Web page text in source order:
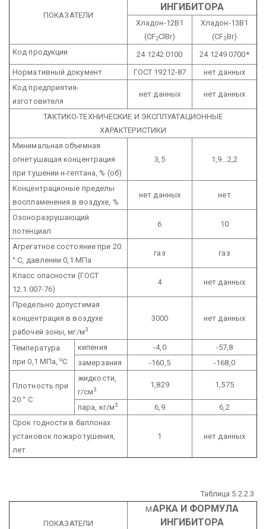
ПОКАЗАТЕЛИ
ИНГИБИТОРА
Хладон-12В1
(CF2ClBr)
Хладон-13В1
(CF3Br)
Код продукции
24 1242 0100
24 1249 0700*
Нормативный документ
ГОСТ 19212-87
нет данных
Код предприятия-
изготовителя
нет данных нет данных
ТАКТИКО-ТЕХНИЧЕСКИЕ И ЭКСПЛУАТАЦИОННЫЕ
ХАРАКТЕРИСТИКИ
Минимальная объемная
огнетушащая концентрация
при тушении н-гептана, % (об)
3,5 1,9…2,2
Концентрационые пределы
воспламенения в воздухе, %
нет данных нет
Озоноразрушающий
потенциал
6 10
Агрегатное состояние при 20
° С, давлении 0,1 МПа
газ газ
Класс опасности (ГОСТ
12.1.007-76)
4 нет данных
Предельно допустимая
концентрация в воздухе
рабочей зоны, мг/м3
3000 нет данных
Температура
при 0,1 МПа,оС
кипения -4,0
-57,8
замерзания
-160,5 -168,0
Плотность при
20 ° С
жидкости,
г/см3
1,829 1,575
пара, кг/м3 6,9
6,2
Срок годности в баллонах
установок пожаротушения,
лет
1 нет данных
Таблица 5.2.2.3
ПОКАЗАТЕЛИ
МАРКА И ФОРМУЛА
ИНГИБИТОРА